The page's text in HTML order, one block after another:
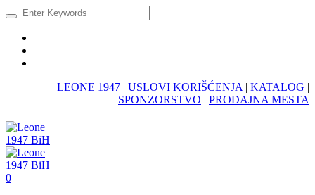
LEONE 1947 | USLOVI KORIŠĆENJA | KATALOG |
SPONZORSTVO | PRODAJNA MESTA
0